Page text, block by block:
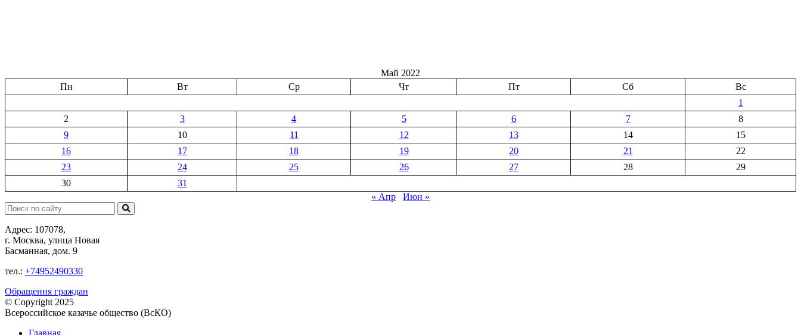
Май 2022
Пн
Вт Ср Чт Пт Сб
Вс
1
2
3 4 5 6 7
8
9
10 11 12 13 14
15
16
17 18 19 20 21
22
23
24 25 26 27 28
29
30
31
« Апр
Июн »
Поиск:
Адрес: 107078,
г. Москва, улица Новая
Басманная, дом. 9
тел.: +74952490330
Обращения граждан
© Copyright 2025
Всероссийское казачье общество (ВсКО)
Главная